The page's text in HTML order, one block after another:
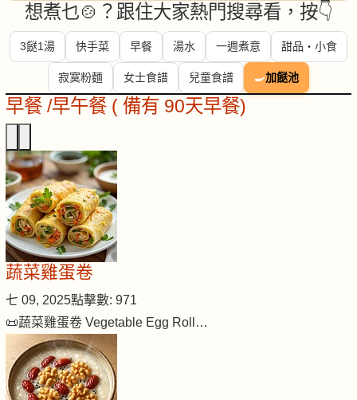
想煮乜🍲？跟住大家熱門搜尋看，按👇
3餸1湯 快手菜 早餐 湯水 一週煮意 甜品・小食
寂寞粉麵 女士食譜 兒童食譜 🍳加餸池
早餐 /早午餐 ( 備有 90天早餐)
蔬菜雞蛋卷
七 09, 2025點擊數: 971
📜蔬菜雞蛋卷 Vegetable Egg Roll…